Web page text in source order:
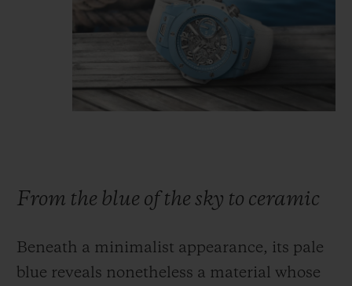
From the blue of the sky to ceramic
Beneath a minimalist appearance, its pale
blue reveals nonetheless a material whose